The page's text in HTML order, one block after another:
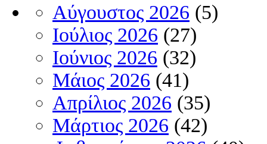
Αύγουστος 2026 (5)
Ιούλιος 2026 (27)
Ιούνιος 2026 (32)
Μάιος 2026 (41)
Απρίλιος 2026 (35)
Μάρτιος 2026 (42)